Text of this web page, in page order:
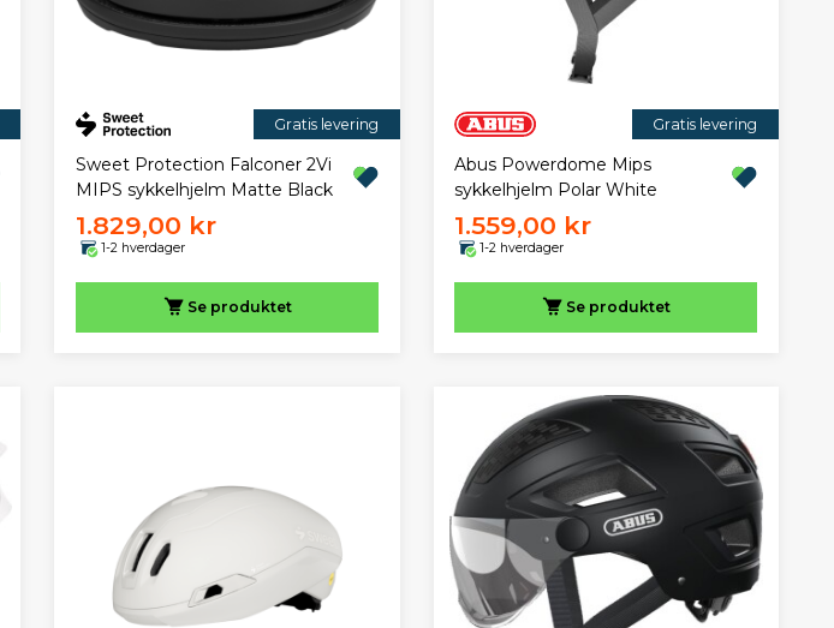
Gratis levering
Sweet Protection Falconer 2Vi
MIPS sykkelhjelm Matte Black
1.829,00 kr
1-2 hverdager
Se produktet
Gratis levering
Abus Powerdome Mips
sykkelhjelm Polar White
1.559,00 kr
1-2 hverdager
Se produktet